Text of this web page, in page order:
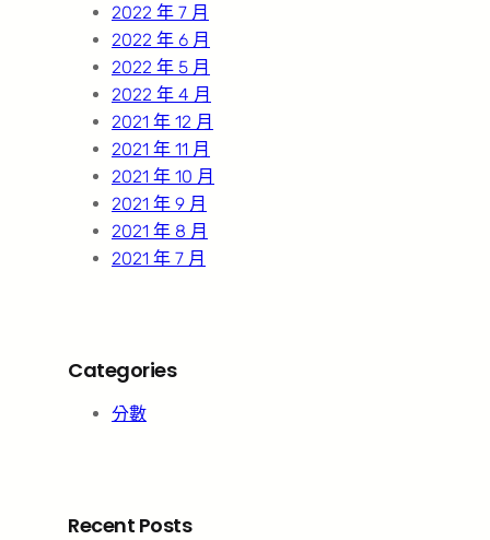
2022 年 7 月
2022 年 6 月
2022 年 5 月
2022 年 4 月
2021 年 12 月
2021 年 11 月
2021 年 10 月
2021 年 9 月
2021 年 8 月
2021 年 7 月
Categories
分數
Recent Posts